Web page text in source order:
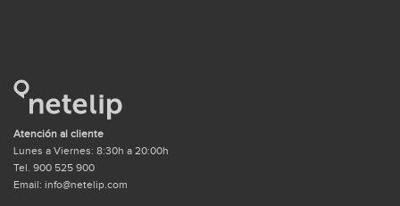
Atención al cliente
Lunes a Viernes: 8:30h a 20:00h
Tel. 900 525 900
Email: info@netelip.com